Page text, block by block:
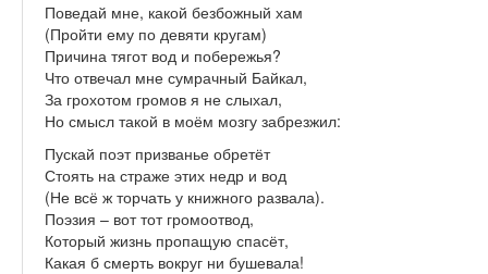
Поведай мне, какой безбожный хам
(Пройти ему по девяти кругам)
Причина тягот вод и побережья?
Что отвечал мне сумрачный Байкал,
За грохотом громов я не слыхал,
Но смысл такой в моём мозгу забрезжил:
Пускай поэт призванье обретёт
Стоять на страже этих недр и вод
(Не всё ж торчать у книжного развала).
Поэзия – вот тот громоотвод,
Который жизнь пропащую спасёт,
Какая б смерть вокруг ни бушевала!